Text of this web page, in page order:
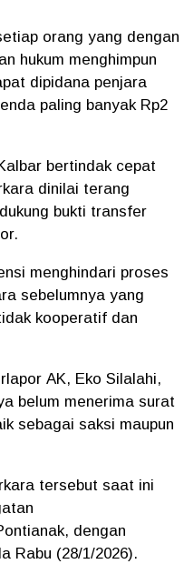
orang yang dengan
hukum menghimpun
dipidana penjara
paling banyak Rp2
bertindak cepat
dinilai terang
bukti transfer
menghindari proses
sebelumnya yang
kooperatif dan
AK, Eko Silalahi,
belum menerima surat
sebagai saksi maupun
tersebut saat ini
, dengan
Rabu (28/1/2026).